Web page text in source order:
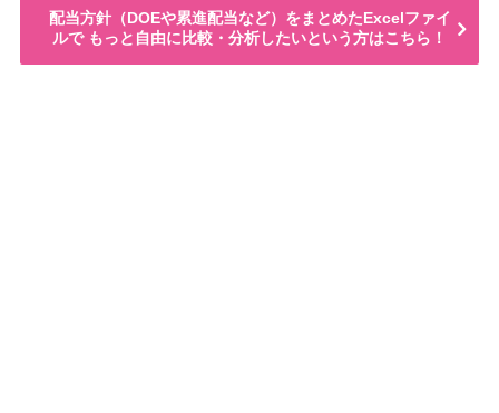
配当方針（DOEや累進配当など）をまとめたExcelファイ
ルで もっと自由に比較・分析したいという方はこちら！